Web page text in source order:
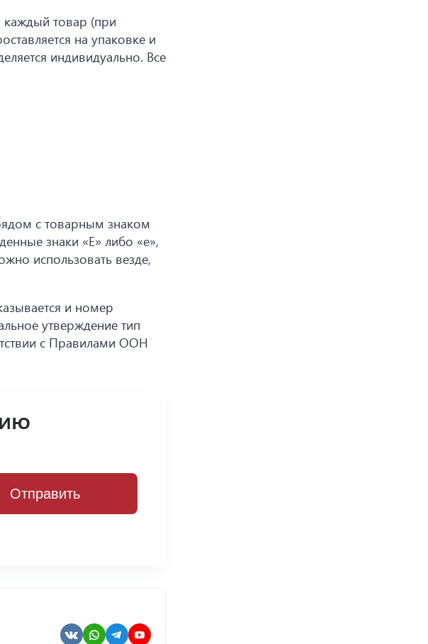
каждый товар (при
на упаковке и
индивидуально. Все
с товарным знаком
знаки «Е» либо «е»,
использовать везде,
и номер
утверждение тип
с Правилами ООН
Отправить